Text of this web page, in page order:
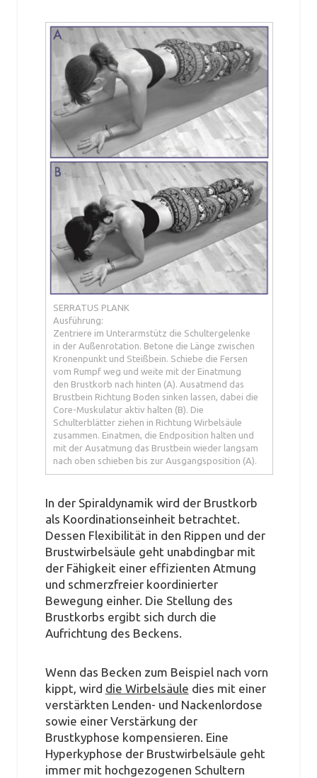
SERRATUS PLANK
Ausführung:
Zentriere im Unterarmstütz die Schultergelenke
in der Außenrotation. Betone die Länge zwischen
Kronenpunkt und Steißbein. Schiebe die Fersen
vom Rumpf weg und weite mit der Einatmung
den Brustkorb nach hinten (A). Ausatmend das
Brustbein Richtung Boden sinken lassen, dabei die
Core-Muskulatur aktiv halten (B). Die
Schulterblätter ziehen in Richtung Wirbelsäule
zusammen. Einatmen, die Endposition halten und
mit der Ausatmung das Brustbein wieder langsam
nach oben schieben bis zur Ausgangsposition (A).
In der Spiraldynamik wird der Brustkorb
als Koordinationseinheit betrachtet.
Dessen Flexibilität in den Rippen und der
Brustwirbelsäule geht unabdingbar mit
der Fähigkeit einer effizienten Atmung
und schmerzfreier koordinierter
Bewegung einher. Die Stellung des
Brustkorbs ergibt sich durch die
Aufrichtung des Beckens.
Wenn das Becken zum Beispiel nach vorn
kippt, wird die Wirbelsäule dies mit einer
verstärkten Lenden- und Nackenlordose
sowie einer Verstärkung der
Brustkyphose kompensieren. Eine
Hyperkyphose der Brustwirbelsäule geht
immer mit hochgezogenen Schultern